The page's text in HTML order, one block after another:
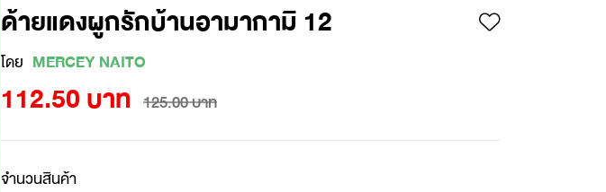
ด้ายแดงผูกรักบ้านอามากามิ 12
โดย MERCEY NAITO
112.50 บาท 125.00 บาท
จำนวนสินค้า